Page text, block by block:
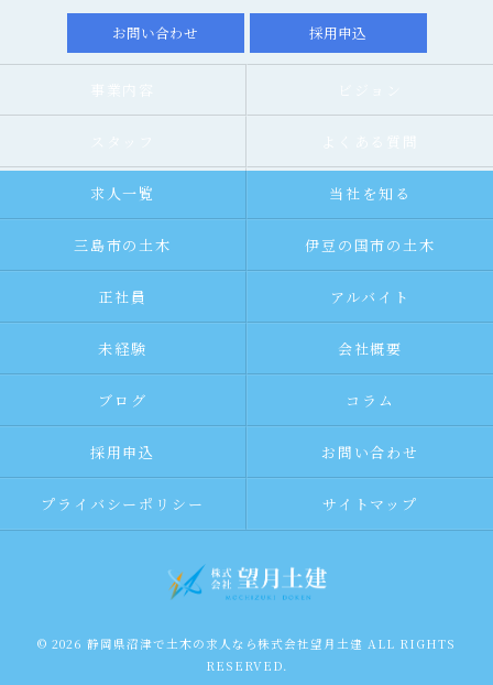
お問い合わせ 採用申込
求人一覧 当社を知る
三島市の土木 伊豆の国市の土木
正社員 アルバイト
未経験 会社概要
ブログ コラム
採用申込 お問い合わせ
プライバシーポリシー サイトマップ
© 2026 静岡県沼津で土木の求人なら株式会社望月土建 ALL RIGHTS
RESERVED.